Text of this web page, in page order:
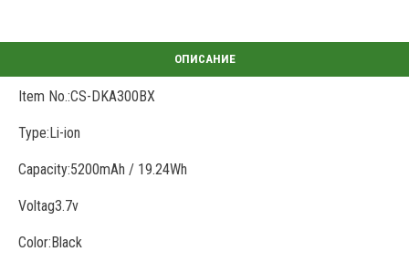
Item No.:CS-DKA300BX
Type:Li-ion
Capacity:5200mAh / 19.24Wh
Voltag3.7v
Color:Black